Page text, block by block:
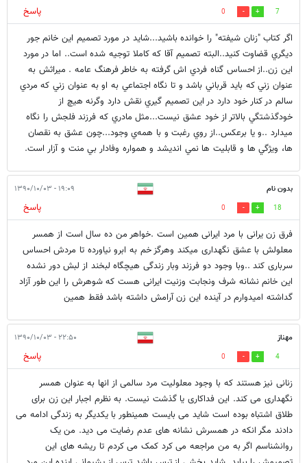
7
0
پاسخ
اگر كتاب "زنان شيفته" را خوانده باشيد...شايد در مورد تصميم اين خانم جور
ديگري قضاوت كنيد..البته تصميم آقا كه كاملا توجيه شده است.. اما در مورد
اين زن..از احساس گناه فردي اش گرفته به خاطر فرهنگ عامه . ميراثش به
عنوان زني كه بايد قرباني باشد و تا نگاه اجتماعي به او به عنوان زني كه مردي
سالم در كنار خود دارد در اين تصميم گيري نقش دارد وگرنه هيچ از
خودگذشتگي بالاتر از خود عشق نيست...مثل مادري كه فرزند فلجش را نگاه
ميدارد ..و يا برعكس..از روي رغبت و با همه‌ي وجود...چون عشق به نقصان
ها، ويژگي ها و قابليت ها نمي انديشد و همواره وفادار بي منت و آزار است.
بدون نام ۱۹:۰۹ - ۱۳۹۰/۱۰/۰۳
18
0
پاسخ
فرق زن یرانی با مرد ایرانی همین است .خواهر من ده سال است از همسر
معلولش با عشق نگهداری میکند وهرگز خم به ابرو نیاورده تا مردش احساس
سرباری کند ..وبا وجود دو فرزند وبار زندگی هیچگاه لبخند از لبش دور نشده
این خانم نشانه شرف ونجابت وزنیت ایرانی هست که شوهرش را این طور آزاد
گداشته امیدوارم در آینده این زن آرامش داشته باشد فقط همین
مهناز ۲۲:۵۰ - ۱۳۹۰/۱۰/۰۳
4
0
پاسخ
زنانی نیز هستند که با وجود معلولیت مرد سالمی از انها به عنوان همسر
نگهداری می کند. این فداکاری یا گذشت نیست. به نظرم اجبار این زن برای
طلاق اشتباه بوده است شاید می بایست همینطور با یکدیگر به زندگی ادامه می
دادند مگر انکه در همسرش نشانه های عدم رضایت می دید. من یک
روانشناسم اگر به من مراجعه می کرد کمک می کردم تا ریشه های این